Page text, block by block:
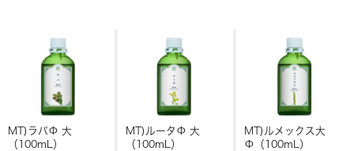
MT)ラパΦ 大
（100mL）
MT)ルータΦ 大
（100mL）
MT)ルメックス大
Φ（100mL）